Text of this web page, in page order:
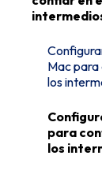
Mac
los
para
los